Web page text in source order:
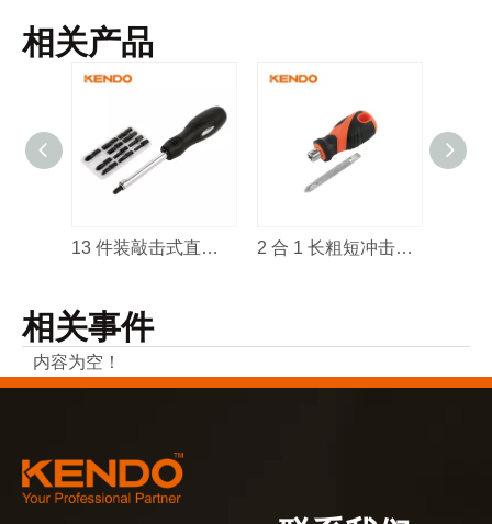
相关产品
13 件装敲击式直式 CR-V 螺丝刀套装 2 合 1 长粗短冲击铬钒钢螺丝刀套装
相关事件
内容为空！